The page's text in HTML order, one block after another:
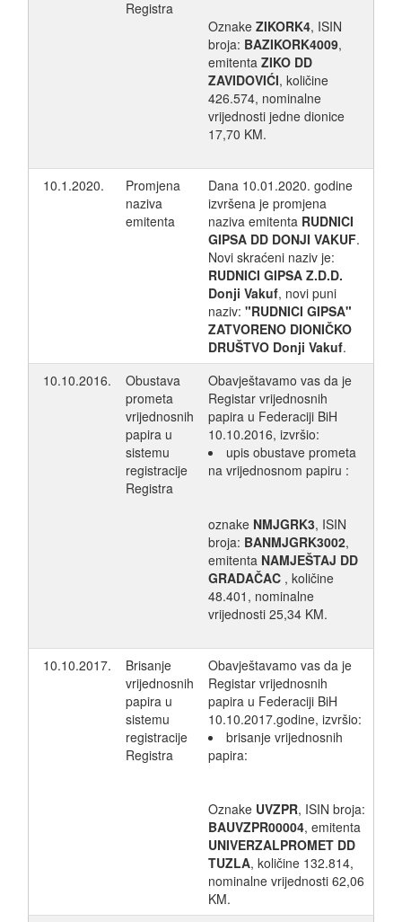
Registra
Oznake ZIKORK4, ISIN
broja: BAZIKORK4009,
emitenta ZIKO DD
ZAVIDOVIĆI, količine
426.574, nominalne
vrijednosti jedne dionice
17,70 KM.
10.1.2020.
Promjena
naziva
emitenta
Dana 10.01.2020. godine
izvršena je promjena
naziva emitenta RUDNICI
GIPSA DD DONJI VAKUF.
Novi skraćeni naziv je:
RUDNICI GIPSA Z.D.D.
Donji Vakuf, novi puni
naziv: "RUDNICI GIPSA"
ZATVORENO DIONIČKO
DRUŠTVO Donji Vakuf.
10.10.2016.
Obustava
prometa
vrijednosnih
papira u
sistemu
registracije
Registra
Obavještavamo vas da je
Registar vrijednosnih
papira u Federaciji BiH
10.10.2016, izvršio:
upis obustave prometa
na vrijednosnom papiru :
oznake NMJGRK3, ISIN
broja: BANMJGRK3002,
emitenta NAMJEŠTAJ DD
GRADAČAC , količine
48.401, nominalne
vrijednosti 25,34 KM.
10.10.2017.
Brisanje
vrijednosnih
papira u
sistemu
registracije
Registra
Obavještavamo vas da je
Registar vrijednosnih
papira u Federaciji BiH
10.10.2017.godine, izvršio:
brisanje vrijednosnih
papira:
Oznake UVZPR, ISIN broja:
BAUVZPR00004, emitenta
UNIVERZALPROMET DD
TUZLA, količine 132.814,
nominalne vrijednosti 62,06
KM.